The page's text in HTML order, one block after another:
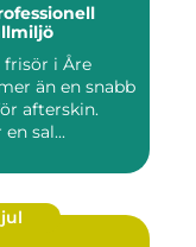
i Åre
än en snabb
afterskin.
sal...
jul